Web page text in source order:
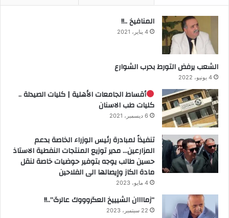
المنافيخ ..!!
4 يناير، 2021
الشعب يرفض التورط بحرب الشوارع
4 يونيو، 2022
أقساط الجامعات الأهلية | كليات الصيدلة ..
كليات طب الاسنان
6 ديسمبر، 2021
تنفيذاً لمبادرة رئيس الوزراء الخاصة بدعم
المزارعين… مدير توزيع المنتجات النفطية الاستاذ
حسين طالب يوجه بتوفير حوضيات خاصة لنقل
مادة الكاز وإيصالها الى الفلاحين
4 مايو، 2023
“زماااان الشيييخ العگروووك عالرگ”..!!
22 سبتمبر، 2023